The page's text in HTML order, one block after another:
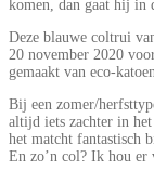
komen, dan gaat hij in
Deze blauwe coltrui
20 november 2020
gemaakt van eco-katoen.
Bij een zomer/
altijd iets zachter in
het matcht fantastisch
En zo’n col? Ik hou